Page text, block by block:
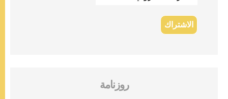
روزنامة